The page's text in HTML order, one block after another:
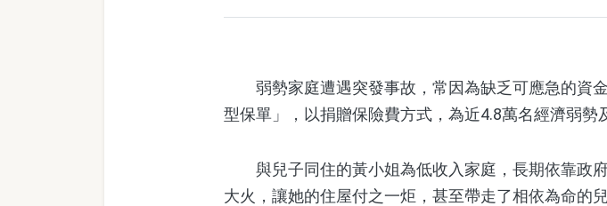
弱勢家庭遭遇突發事故，常因為缺乏可應急的資
型保單」，以捐贈保險費方式，為近4.8萬名經濟弱勢
與兒子同住的黃小姐為低收入家庭，長期依靠政
大火，讓她的住屋付之一炬，甚至帶走了相依為命的